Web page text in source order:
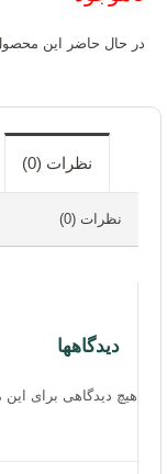
در حال حاضر این
نظرات (0)
نظرات (0)
دیدگاهها
هیچ دیدگاهی برای